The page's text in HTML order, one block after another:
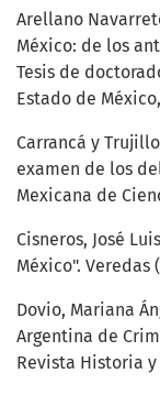
Arellano
México: de los
Tesis de
Estado de
Carrancá y
examen de los
Mexicana de
Cisneros, José
México". Veredas
Dovio, Mariana
Argentina de
Revista Historia y